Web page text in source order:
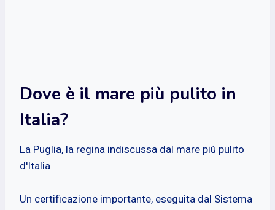
Dove è il mare più pulito in
Italia?
La Puglia, la regina indiscussa dal mare più pulito
d'Italia
Un certificazione importante, eseguita dal Sistema